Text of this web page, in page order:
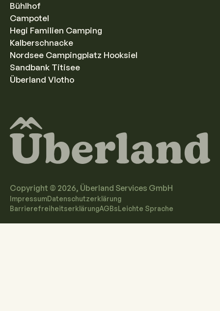
Bühlhof
Campotel
Hegi Familien Camping
Kalberschnacke
Nordsee Campingplatz Hooksiel
Sandbank Titisee
Überland Vlotho
Copyright © 2026, Überland Services GmbH
ImpressumDatenschutzerklärung
BarrierefreiheitserklärungAGBsLeichte Sprache